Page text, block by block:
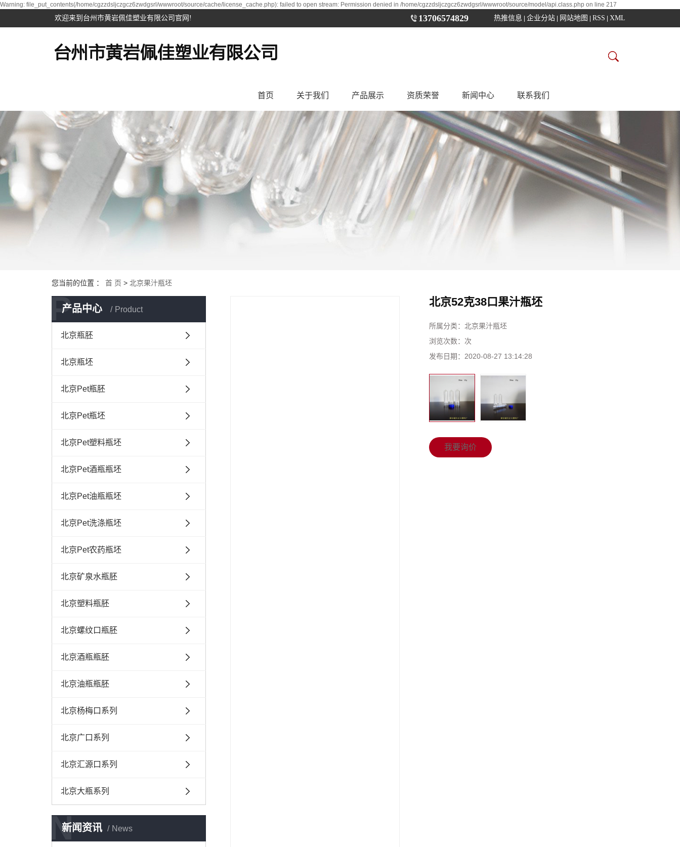
Warning: file_put_contents(/home/cgzzdsljczgcz6zwdgsrl/wwwroot/source/cache/license_cache.php): failed to open stream: Permission denied in /home/cgzzdsljczgcz6zwdgsrl/wwwroot/source/model/api.class.php on line 217
欢迎来到台州市黄岩佩佳塑业有限公司官网! 热推信息 |企业分站 网站地图 |RSS |XML
13706574829
首页 关于我们 产品展示 资质荣誉 新闻中心 联系我们
您当前的位置 ： 首 页 > 北京果汁瓶坯
产品中心 Product
P
北京瓶胚
北京瓶坯
北京Pet瓶胚
北京Pet瓶坯
北京Pet塑料瓶坯
北京Pet酒瓶瓶坯
北京Pet油瓶瓶坯
北京Pet洗涤瓶坯
北京Pet农药瓶坯
北京矿泉水瓶胚
北京塑料瓶胚
北京螺纹口瓶胚
北京酒瓶瓶胚
北京油瓶瓶胚
北京杨梅口系列
北京广口系列
北京汇源口系列
北京大瓶系列
新闻资讯 News
N
北京52克38口果汁瓶坯
所属分类： 北京果汁瓶坯
浏览次数： 次
发布日期： 2020-08-27 13:14:28
我要询价